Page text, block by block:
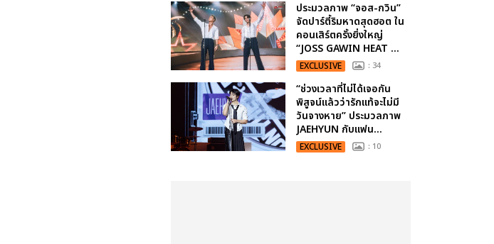
ประมวลภาพ “จอส-กวิน”
จัดปาร์ตี้ริมหาดสุดฮอต ใน
คอนเสิร์ตครั้งยิ่งใหญ่
“JOSS GAWIN HEAT ...
EXCLUSIVE : 34
“ช่วงเวลาที่ไม่ได้เจอกัน
พิสูจน์แล้วว่ารักแท้จะไม่มี
วันจางหาย” ประมวลภาพ
JAEHYUN กับแฟน...
EXCLUSIVE : 10